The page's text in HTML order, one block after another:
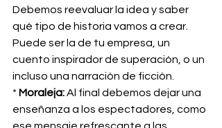
Debemos reevaluar la idea y saber
qué tipo de historia vamos a crear.
Puede ser la de tu empresa, un
cuento inspirador de superación, o un
incluso una narración de ficción.
* Moraleja: Al final debemos dejar una
enseñanza a los espectadores, como